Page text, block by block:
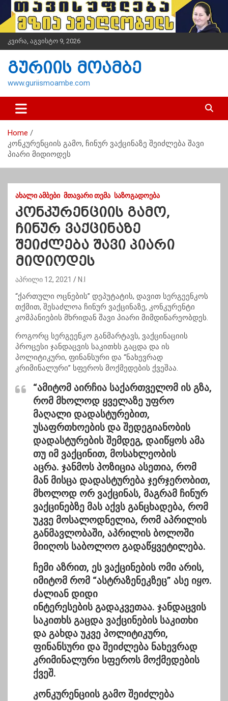
i
t
n
კვირა, აგვისტო 9, 2026
გურიის მოამბე
www.guriismoambe.com
Home
კონკურენციის გამო, ჩინურ ვაქცინაზე შეიძლება შავი
პიარი მიდიოდეს
ᲐᲮᲐᲚᲘ ᲐᲛᲑᲔᲑᲘ ᲛᲗᲐᲕᲐᲠᲘ ᲗᲔᲛᲐ ᲡᲐᲖᲝᲒᲐᲓᲝᲔᲑᲐ
კონკურენციის გამო,
ჩინურ ვაქცინაზე
შეიძლება შავი პიარი
მიდიოდეს
აპრილი 12, 2021 N.I
“ქართული ოცნების” დეპუტატის, დავით სერგეენკოს
თქმით, შესაძლოა ჩინურ ვაქცინაზე, კონკურენტი
კომპანიების მხრიდან შავი პიარი მიმდინარეობდეს.
როგორც სერგეენკო განმარტავს, ვაქცინაციის
პროცესი ჯანდაცვის საკითხს გაცდა და ის
პოლიტიკური, ფინანსური და “ნახევრად
კრიმინალური” სფეროს მოქმედების ქვეშაა.
“ამიტომ აირჩია საქართველომ ის გზა,
რომ მხოლოდ ყველაზე უფრო
მაღალი დადასტურებით,
უსაფრთხოების და შედეგიანობის
დადასტურების შემდეგ, დაიწყოს ამა
თუ იმ ვაქცინით, მოსახლეობის
აცრა. ჯანმოს პოზიცია ასეთია, რომ
მან მისცა დადასტურება ჯერჯერობით,
მხოლოდ ორ ვაქცინას, მაგრამ ჩინურ
ვაქცინებზე მას აქვს განცხადება, რომ
უკვე მოსალოდნელია, რომ აპრილის
განმავლობაში, აპრილის ბოლოში
მიიღოს საბოლოო გადაწყვეტილება.
ჩემი აზრით, ეს ვაქცინების ომი არის,
იმიტომ რომ “ასტრაზენეკზეც” ასე იყო.
ძალიან დიდი
ინტერესების გადაკვეთაა. ჯანდაცვის
საკითხს გაცდა ვაქცინების საკითხი
და გახდა უკვე პოლიტიკური,
ფინანსური და შეიძლება ნახევრად
კრიმინალური სფეროს მოქმედების
ქვეშ.
კონკურენციის გამო შეიძლება